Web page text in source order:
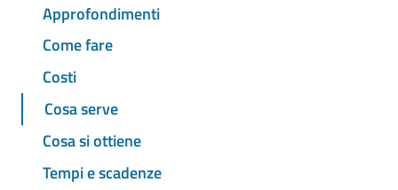
Approfondimenti
Come fare
Costi
Cosa serve
Cosa si ottiene
Tempi e scadenze